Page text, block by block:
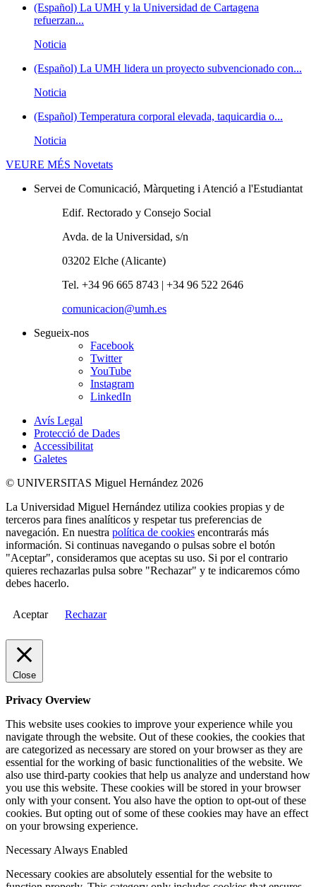
(Español) La UMH y la Universidad de Cartagena
refuerzan...
Noticia
(Español) La UMH lidera un proyecto subvencionado con...
Noticia
(Español) Temperatura corporal elevada, taquicardia o...
Noticia
VEURE MÉS Novetats
Servei de Comunicació, Màrqueting i Atenció a l'Estudiantat
Edif. Rectorado y Consejo Social
Avda. de la Universidad, s/n
03202 Elche (Alicante)
Tel. +34 96 665 8743 | +34 96 522 2646
comunicacion@umh.es
Segueix-nos
Facebook
Twitter
YouTube
Instagram
LinkedIn
Avís Legal
Protecció de Dades
Accessibilitat
Galetes
© UNIVERSITAS Miguel Hernández 2026
La Universidad Miguel Hernández utiliza cookies propias y de
terceros para fines analíticos y respetar tus preferencias de
navegación. En nuestra política de cookies encontrarás más
información. Si continuas navegando o pulsas sobre el botón
"Aceptar", consideramos que aceptas su uso. Si por el contrario
quieres rechazarlas pulsa sobre "Rechazar" y te indicaremos cómo
debes hacerlo.
Aceptar Rechazar
Close
Privacy Overview
This website uses cookies to improve your experience while you
navigate through the website. Out of these cookies, the cookies that
are categorized as necessary are stored on your browser as they are
essential for the working of basic functionalities of the website. We
also use third-party cookies that help us analyze and understand how
you use this website. These cookies will be stored in your browser
only with your consent. You also have the option to opt-out of these
cookies. But opting out of some of these cookies may have an effect
on your browsing experience.
Necessary Always Enabled
Necessary cookies are absolutely essential for the website to